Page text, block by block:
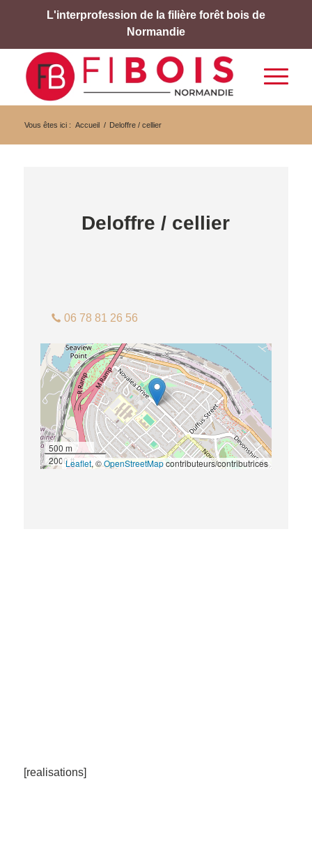
L'interprofession de la filière forêt bois de
Normandie
Vous êtes ici : Accueil / Deloffre / cellier
Deloffre / cellier
06 78 81 26 56
500 m
2000 ftLeaflet, ©OpenStreetMapcontributeurs/contributrices
[realisations]